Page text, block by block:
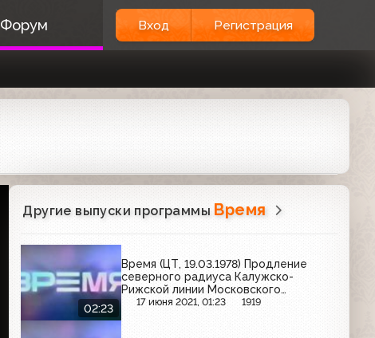
Форум Вход Регистрация
Другие выпуски программы Время
02:23
Время (ЦТ, 19.03.1978) Продление
северного радиуса Калужско-
Рижской линии Московского
метрополитена
17 июня 2021, 01:23 1919